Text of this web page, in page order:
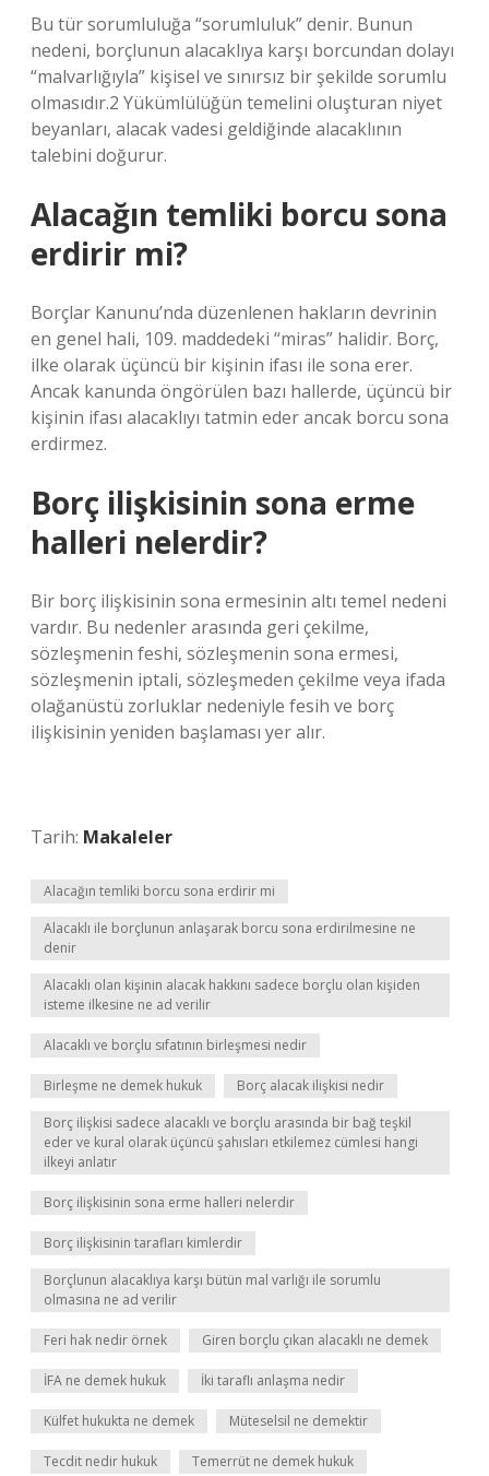
Bu tür sorumluluğa “sorumluluk” denir. Bunun
nedeni, borçlunun alacaklıya karşı borcundan dolayı
“malvarlığıyla” kişisel ve sınırsız bir şekilde sorumlu
olmasıdır.2 Yükümlülüğün temelini oluşturan niyet
beyanları, alacak vadesi geldiğinde alacaklının
talebini doğurur.
Alacağın temliki borcu sona
erdirir mi?
Borçlar Kanunu’nda düzenlenen hakların devrinin
en genel hali, 109. maddedeki “miras” halidir. Borç,
ilke olarak üçüncü bir kişinin ifası ile sona erer.
Ancak kanunda öngörülen bazı hallerde, üçüncü bir
kişinin ifası alacaklıyı tatmin eder ancak borcu sona
erdirmez.
Borç ilişkisinin sona erme
halleri nelerdir?
Bir borç ilişkisinin sona ermesinin altı temel nedeni
vardır. Bu nedenler arasında geri çekilme,
sözleşmenin feshi, sözleşmenin sona ermesi,
sözleşmenin iptali, sözleşmeden çekilme veya ifada
olağanüstü zorluklar nedeniyle fesih ve borç
ilişkisinin yeniden başlaması yer alır.
Tarih: Makaleler
Alacağın temliki borcu sona erdirir mi
Alacaklı ile borçlunun anlaşarak borcu sona erdirilmesine ne
denir
Alacaklı olan kişinin alacak hakkını sadece borçlu olan kişiden
isteme ilkesine ne ad verilir
Alacaklı ve borçlu sıfatının birleşmesi nedir
Birleşme ne demek hukuk
Borç alacak ilişkisi nedir
Borç ilişkisi sadece alacaklı ve borçlu arasında bir bağ teşkil
eder ve kural olarak üçüncü şahısları etkilemez cümlesi hangi
ilkeyi anlatır
Borç ilişkisinin sona erme halleri nelerdir
Borç ilişkisinin tarafları kimlerdir
Borçlunun alacaklıya karşı bütün mal varlığı ile sorumlu
olmasına ne ad verilir
Feri hak nedir örnek Giren borçlu çıkan alacaklı ne demek
İFA ne demek hukuk İki taraflı anlaşma nedir
Külfet hukukta ne demek Müteselsil ne demektir
Tecdit nedir hukuk Temerrüt ne demek hukuk